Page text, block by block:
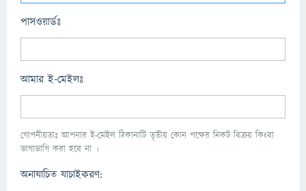
পাসওয়ার্ডঃ
আমার ই-মেইলঃ
গোপনীয়তাঃ আপনার ই-মেইল ঠিকানাটি তৃতীয় কোন পক্ষের নিকট বিক্রয় কিংবা
ভাগাভাগি করা হবে না ।
অনাযাচিত যাচাইকরণ: